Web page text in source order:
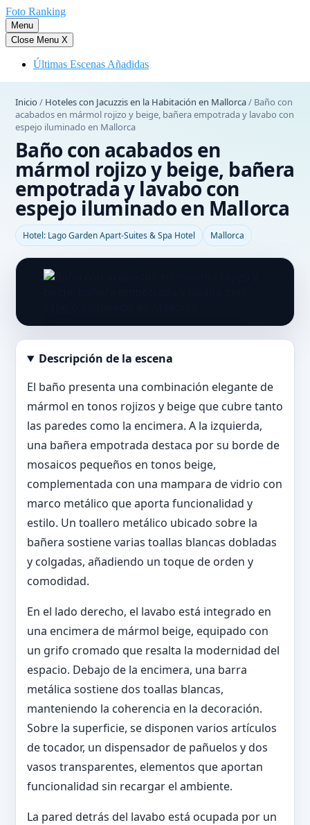
Saltar
al
contenido
Foto Ranking
Menu
Close Menu X
Últimas Escenas Añadidas
Inicio / Hoteles con Jacuzzis en la Habitación en Mallorca/ Baño con
acabados en mármol rojizo y beige, bañera empotrada y lavabo con
espejo iluminado en Mallorca
Baño con acabados en
mármol rojizo y beige, bañera
empotrada y lavabo con
espejo iluminado en Mallorca
Hotel: Lago Garden Apart-Suites & Spa Hotel Mallorca
Abrir imagen en tamaño completo
Descripción de la escena
El baño presenta una combinación elegante de
mármol en tonos rojizos y beige que cubre tanto
las paredes como la encimera. A la izquierda,
una bañera empotrada destaca por su borde de
mosaicos pequeños en tonos beige,
complementada con una mampara de vidrio con
marco metálico que aporta funcionalidad y
estilo. Un toallero metálico ubicado sobre la
bañera sostiene varias toallas blancas dobladas
y colgadas, añadiendo un toque de orden y
comodidad.
En el lado derecho, el lavabo está integrado en
una encimera de mármol beige, equipado con
un grifo cromado que resalta la modernidad del
espacio. Debajo de la encimera, una barra
metálica sostiene dos toallas blancas,
manteniendo la coherencia en la decoración.
Sobre la superficie, se disponen varios artículos
de tocador, un dispensador de pañuelos y dos
vasos transparentes, elementos que aportan
funcionalidad sin recargar el ambiente.
La pared detrás del lavabo está ocupada por un